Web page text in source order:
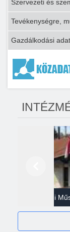
Szervezeti és
Tevékenységre,
Gazdálkodási
Gazdasági